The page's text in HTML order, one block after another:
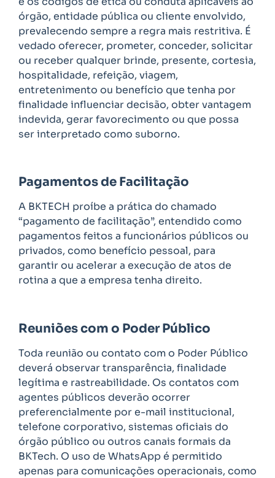
órgão, entidade pública ou cliente envolvido,
prevalecendo sempre a regra mais restritiva. É
vedado oferecer, prometer, conceder, solicitar
ou receber qualquer brinde, presente, cortesia,
hospitalidade, refeição, viagem,
entretenimento ou benefício que tenha por
finalidade influenciar decisão, obter vantagem
indevida, gerar favorecimento ou que possa
ser interpretado como suborno.
Pagamentos de Facilitação
A BKTECH proíbe a prática do chamado
“pagamento de facilitação”, entendido como
pagamentos feitos a funcionários públicos ou
privados, como benefício pessoal, para
garantir ou acelerar a execução de atos de
rotina a que a empresa tenha direito.
Reuniões com o Poder Público
Toda reunião ou contato com o Poder Público
deverá observar transparência, finalidade
legítima e rastreabilidade. Os contatos com
agentes públicos deverão ocorrer
preferencialmente por e-mail institucional,
telefone corporativo, sistemas oficiais do
órgão público ou outros canais formais da
BKTech. O uso de WhatsApp é permitido
apenas para comunicações operacionais, como